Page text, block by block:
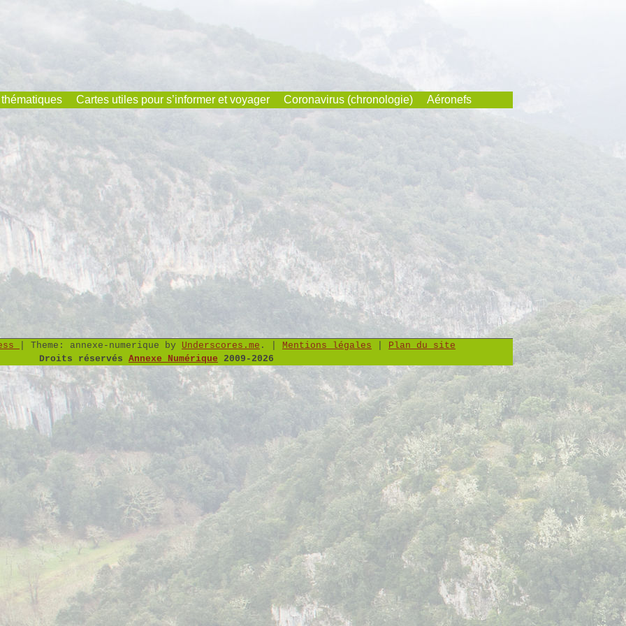
Cartes utiles pour s’informer et voyager Coronavirus (chronologie) Aéronefs
Theme: annexe-numerique by Underscores.me . Mentions légales
Plan du site
Droits réservés Annexe Numérique 2009-2026